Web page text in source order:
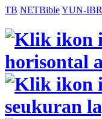
TB NETBibleYUN-IBR